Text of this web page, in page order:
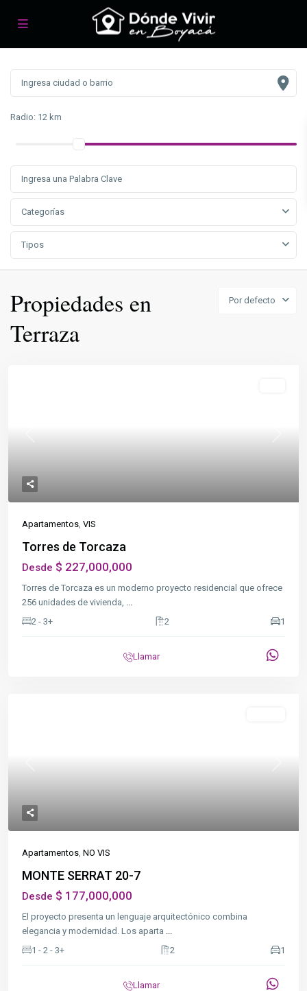
Radio: 12 km
Categorías
Tipos
Por defecto
Propiedades en
Terraza
Apartamentos, VIS
Torres de Torcaza
Desde $ 227,000,000
Torres de Torcaza es un moderno proyecto residencial que ofrece
256 unidades de vivienda, ...
2 - 3+
2 1
Llamar
Apartamentos, NO VIS
MONTE SERRAT 20-7
Desde $ 177,000,000
El proyecto presenta un lenguaje arquitectónico combina
elegancia y modernidad. Los aparta ...
1 - 2 - 3+
2 1
Llamar